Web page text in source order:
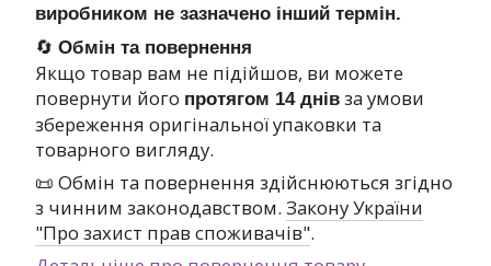
виробником не зазначено інший термін.
🔄 Обмін та повернення
Якщо товар вам не підійшов, ви можете
повернути його протягом 14 днів за умови
збереження оригінальної упаковки та
товарного вигляду.
📜 Обмін та повернення здійснюються згідно
з чинним законодавством. Закону України
"Про захист прав споживачів".